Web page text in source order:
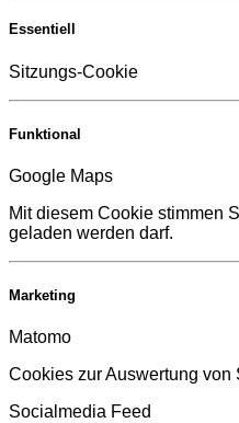
Essentiell
Sitzungs-Cookie
Funktional
Google Maps
Mit diesem Cookie stimmen
geladen werden darf.
Marketing
Matomo
Cookies zur Auswertung von
Socialmedia Feed